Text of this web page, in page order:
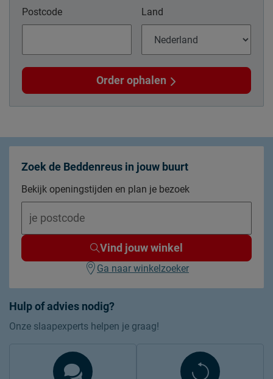
Postcode Land
Order ophalen
Hulp of advies nodig?
Onze slaapexperts helpen je graag!
Zoek de Beddenreus in jouw buurt
Bekijk openingstijden en plan je bezoek
Vind jouw winkel
Ga naar winkelzoeker